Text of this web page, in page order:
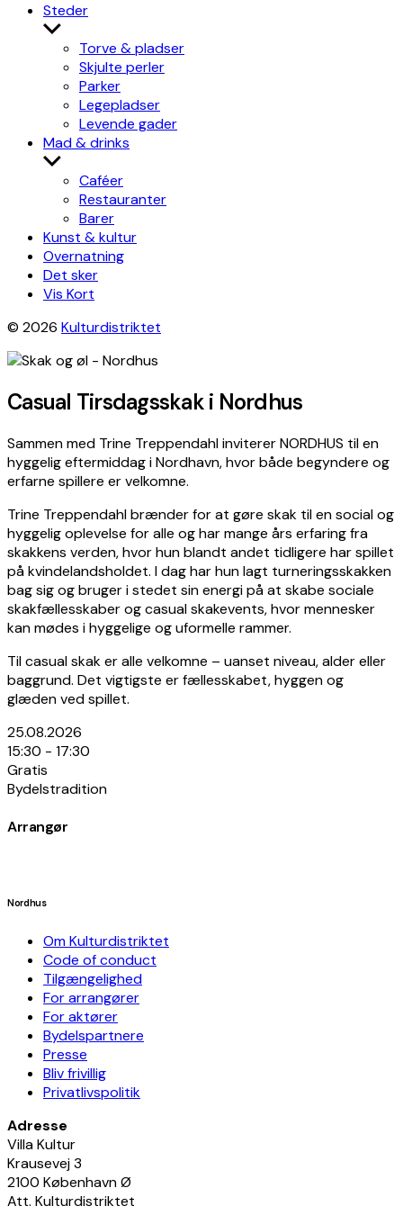
Steder
Show
sub
menu
Torve & pladser
Skjulte perler
Parker
Legepladser
Levende gader
Mad & drinks
Show
sub
menu
Caféer
Restauranter
Barer
Kunst & kultur
Overnatning
Det sker
Vis Kort
© 2026 Kulturdistriktet
Casual Tirsdagsskak i Nordhus
Sammen med Trine Treppendahl inviterer NORDHUS til en
hyggelig eftermiddag i Nordhavn, hvor både begyndere og
erfarne spillere er velkomne.
Trine Treppendahl brænder for at gøre skak til en social og
hyggelig oplevelse for alle og har mange års erfaring fra
skakkens verden, hvor hun blandt andet tidligere har spillet
på kvindelandsholdet. I dag har hun lagt turneringsskakken
bag sig og bruger i stedet sin energi på at skabe sociale
skakfællesskaber og casual skakevents, hvor mennesker
kan mødes i hyggelige og uformelle rammer.
Til casual skak er alle velkomne – uanset niveau, alder eller
baggrund. Det vigtigste er fællesskabet, hyggen og
glæden ved spillet.
25.08.2026
15:30 - 17:30
Gratis
Bydelstradition
Arrangør
Nordhus
Om Kulturdistriktet
Code of conduct
Tilgængelighed
For arrangører
For aktører
Bydelspartnere
Presse
Bliv frivillig
Privatlivspolitik
Adresse
Villa Kultur
Krausevej 3
2100 København Ø
Att. Kulturdistriktet